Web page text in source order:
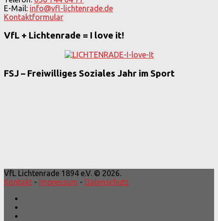
E-Mail: info@vfl-lichtenrade.de
Kontaktformular
VfL + Lichtenrade = I love it!
FSJ – Freiwilliges Soziales Jahr im Sport
VfL Lichtenrade 1894 e.V. © 2026.
Kontakt - Impressum - Datenschutz